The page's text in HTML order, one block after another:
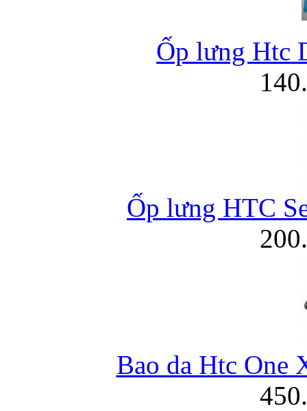
Bao da
Ốp lưng Htc
Ốp lưng HTC
Bao da Htc One